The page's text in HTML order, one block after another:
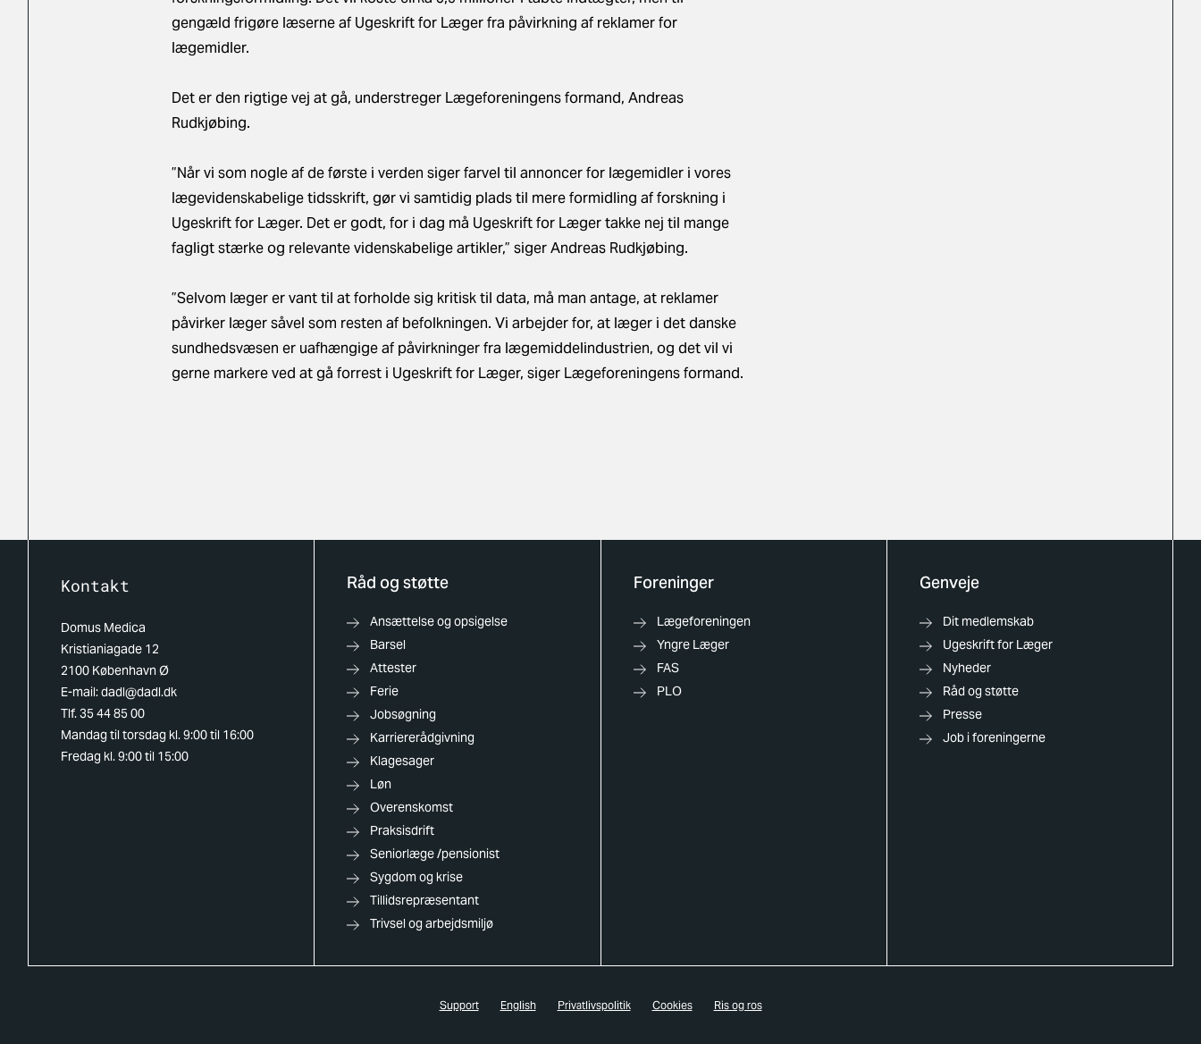
gengæld frigøre læserne af Ugeskrift for Læger fra påvirkning af reklamer for
lægemidler.
Det er den rigtige vej at gå, understreger Lægeforeningens formand, Andreas
Rudkjøbing.
”Når vi som nogle af de første i verden siger farvel til annoncer for lægemidler i vores
lægevidenskabelige tidsskrift, gør vi samtidig plads til mere formidling af forskning i
Ugeskrift for Læger. Det er godt, for i dag må Ugeskrift for Læger takke nej til mange
fagligt stærke og relevante videnskabelige artikler,” siger Andreas Rudkjøbing.
”Selvom læger er vant til at forholde sig kritisk til data, må man antage, at reklamer
påvirker læger såvel som resten af befolkningen. Vi arbejder for, at læger i det danske
sundhedsvæsen er uafhængige af påvirkninger fra lægemiddelindustrien, og det vil vi
gerne markere ved at gå forrest i Ugeskrift for Læger, siger Lægeforeningens formand.
Kontakt
Domus Medica
Kristianiagade 12
2100 København Ø
E-mail:dadl@dadl.dk
Tlf. 35 44 85 00
Mandag til torsdag kl. 9:00 til 16:00
Fredag kl. 9:00 til 15:00
Råd og støtte
Ansættelse og opsigelse
Barsel
Attester
Ferie
Jobsøgning
Karriererådgivning
Klagesager
Løn
Overenskomst
Praksisdrift
Seniorlæge /pensionist
Sygdom og krise
Tillidsrepræsentant
Trivsel og arbejdsmiljø
Foreninger
Lægeforeningen
Yngre Læger
FAS
PLO
Genveje
Dit medlemskab
Ugeskrift for Læger
Nyheder
Råd og støtte
Presse
Job i foreningerne
Support English Privatlivspolitik Cookies Ris og ros